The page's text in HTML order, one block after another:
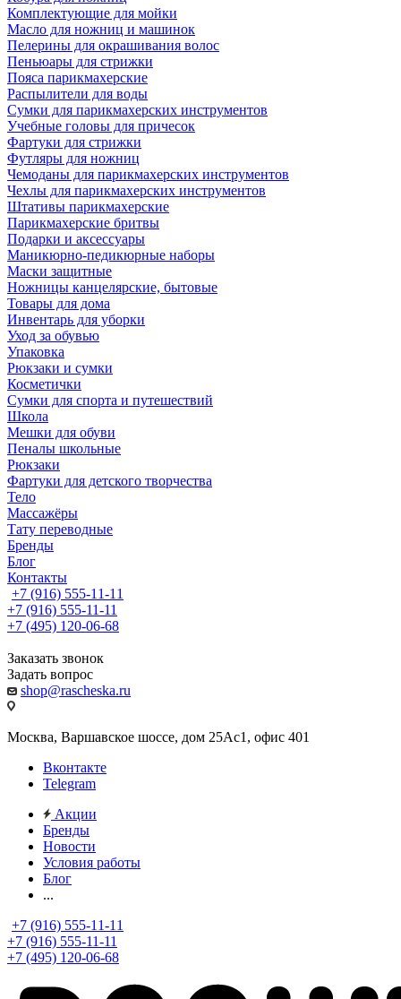
Комплектующие для мойки
Масло для ножниц и машинок
Пелерины для окрашивания волос
Пеньюары для стрижки
Пояса парикмахерские
Распылители для воды
Сумки для парикмахерских инструментов
Учебные головы для причесок
Фартуки для стрижки
Футляры для ножниц
Чемоданы для парикмахерских инструментов
Чехлы для парикмахерских инструментов
Штативы парикмахерские
Парикмахерские бритвы
Подарки и аксессуары
Маникюрно-педикюрные наборы
Маски защитные
Ножницы канцелярские, бытовые
Товары для дома
Инвентарь для уборки
Уход за обувью
Упаковка
Рюкзаки и сумки
Косметички
Сумки для спорта и путешествий
Школа
Мешки для обуви
Пеналы школьные
Рюкзаки
Фартуки для детского творчества
Тело
Массажёры
Тату переводные
Бренды
Блог
Контакты
+7 (916) 555-11-11
+7 (916) 555-11-11
+7 (495) 120-06-68
Заказать звонок
Задать вопрос
shop@rascheska.ru
Москва, Варшавское шоссе, дом 25Аc1, офис 401
Вконтакте
Telegram
Акции
Бренды
Новости
Условия работы
Блог
...
+7 (916) 555-11-11
+7 (916) 555-11-11
+7 (495) 120-06-68